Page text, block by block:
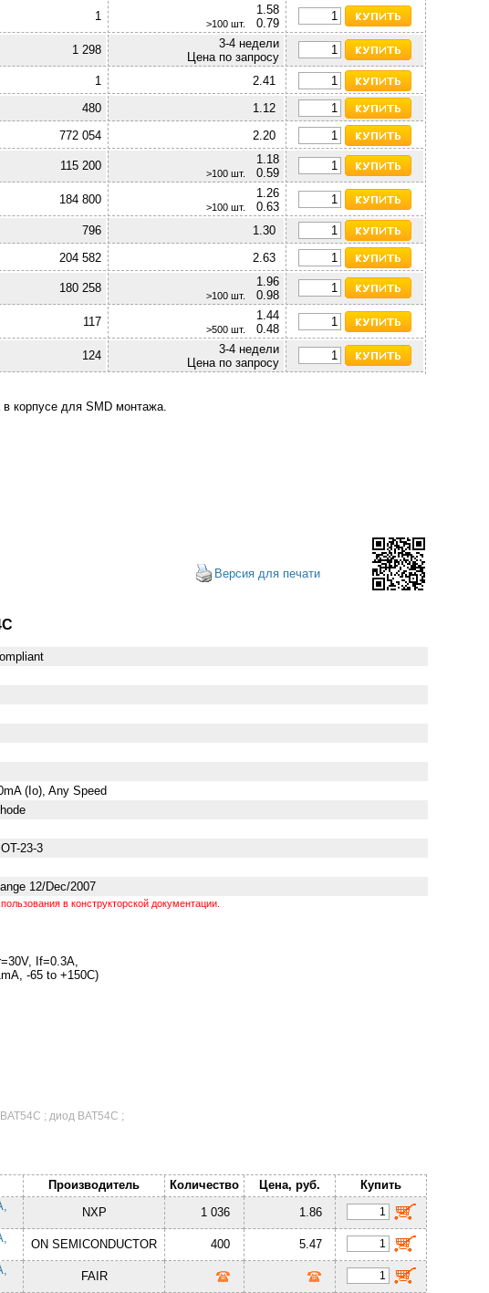
1 1.58
>100 шт.
0.79
1 298
3-4 недели
Цена по запросу
1
2.41
480
1.12
772 054 2.20
115 200 1.18
>100 шт.
0.59
184 800 1.26
>100 шт.
0.63
796
1.30
204 582 2.63
180 258 1.96
>100 шт.
0.98
117 1.44
>500 шт.
0.48
124
3-4 недели
Цена по запросу
корпусе для SMD монтажа.
Версия для печати
(Io), Any Speed
23-3
12/Dec/2007
в конструкторской документации.
If=0.3A,
-65 to +150C)
; диод BAT54C ;
Производитель Количество Цена, руб.
Купить
NXP 1 036 1.86
ON SEMICONDUCTOR 400 5.47
FAIR